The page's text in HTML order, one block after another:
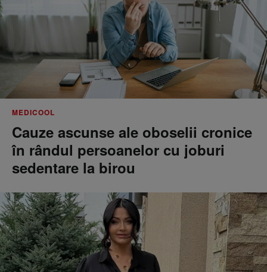
MEDICOOL
Cauze ascunse ale oboselii cronice
în rândul persoanelor cu joburi
sedentare la birou